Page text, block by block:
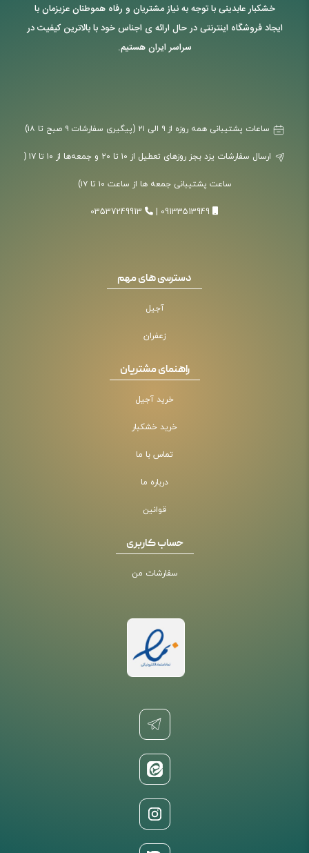
خشکبار عابدینی با توجه به نیاز مشتریان و رفاه هموطنان عزیزمان با
ایجاد فروشگاه اینترنتی در حال ارائه ی اجناس خود با بالاترین کیفیت در
سراسر ایران هستیم.
ارسال سفارشات یزد بجز روزهای تعطیل از ۱۰ تا ۲۰ و جمعه‌ها از ۱۰ تا ۱۷ (
ساعت پشتیبانی جمعه ها از ساعت ۱۰ تا ۱۷)
09133513949
03537249913
دسترسی های مهم
آجیل
زعفران
راهنمای مشتریان
خرید آجیل
خرید خشکبار
تماس با ما
درباره ما
قوانین
حساب کاربری
سفارشات من